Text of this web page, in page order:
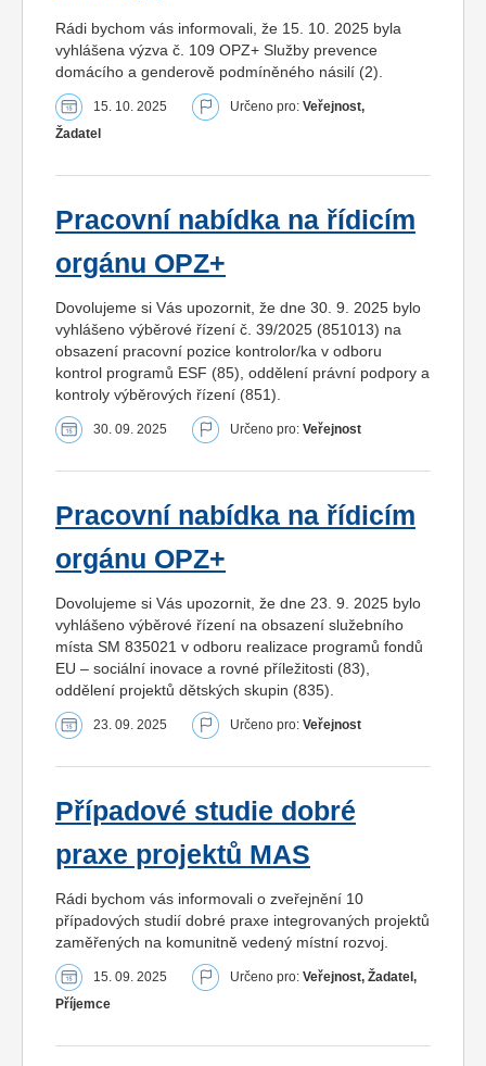
Rádi bychom vás informovali, že 15. 10. 2025 byla
vyhlášena výzva č. 109 OPZ+ Služby prevence
domácího a genderově podmíněného násilí (2).
15. 10. 2025 Určeno pro: Veřejnost,
Žadatel
Pracovní nabídka na řídicím
orgánu OPZ+
Dovolujeme si Vás upozornit, že dne 30. 9. 2025 bylo
vyhlášeno výběrové řízení č. 39/2025 (851013) na
obsazení pracovní pozice kontrolor/ka v odboru
kontrol programů ESF (85), oddělení právní podpory a
kontroly výběrových řízení (851).
30. 09. 2025 Určeno pro: Veřejnost
Pracovní nabídka na řídicím
orgánu OPZ+
Dovolujeme si Vás upozornit, že dne 23. 9. 2025 bylo
vyhlášeno výběrové řízení na obsazení služebního
místa SM 835021 v odboru realizace programů fondů
EU – sociální inovace a rovné příležitosti (83),
oddělení projektů dětských skupin (835).
23. 09. 2025 Určeno pro: Veřejnost
Případové studie dobré
praxe projektů MAS
Rádi bychom vás informovali o zveřejnění 10
případových studií dobré praxe integrovaných projektů
zaměřených na komunitně vedený místní rozvoj.
15. 09. 2025 Určeno pro: Veřejnost, Žadatel,
Příjemce